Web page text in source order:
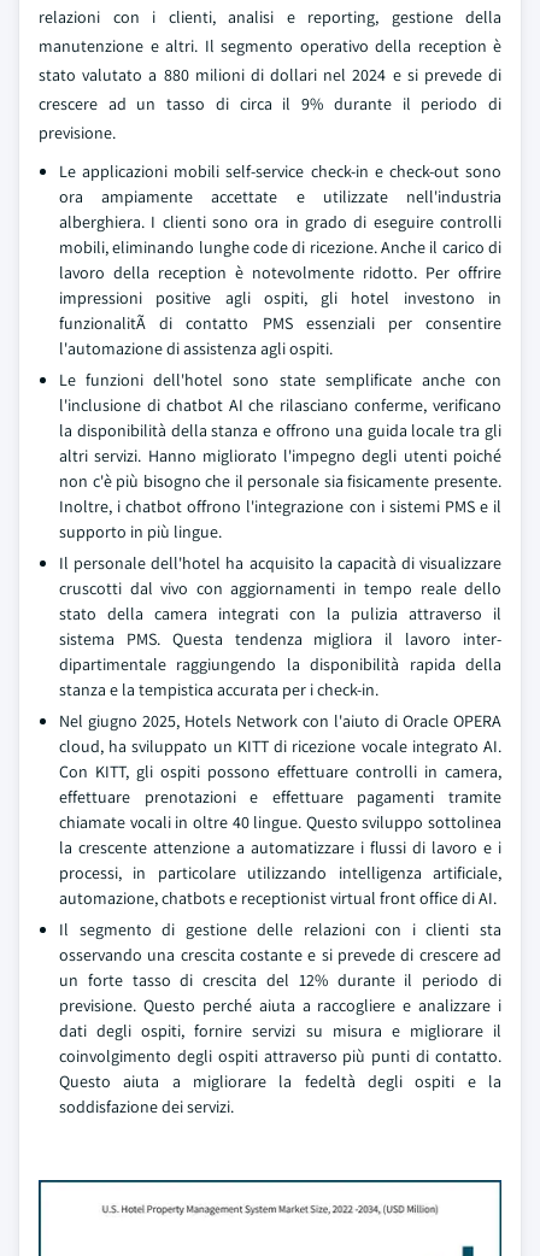
relazioni con i clienti, analisi e reporting, gestione della
manutenzione e altri. Il segmento operativo della reception è
stato valutato a 880 milioni di dollari nel 2024 e si prevede di
crescere ad un tasso di circa il 9% durante il periodo di
previsione.
Le applicazioni mobili self-service check-in e check-out sono
ora ampiamente accettate e utilizzate nell'industria
alberghiera. I clienti sono ora in grado di eseguire controlli
mobili, eliminando lunghe code di ricezione. Anche il carico di
lavoro della reception è notevolmente ridotto. Per offrire
impressioni positive agli ospiti, gli hotel investono in
funzionalitÃ di contatto PMS essenziali per consentire
l'automazione di assistenza agli ospiti.
Le funzioni dell'hotel sono state semplificate anche con
l'inclusione di chatbot AI che rilasciano conferme, verificano
la disponibilità della stanza e offrono una guida locale tra gli
altri servizi. Hanno migliorato l'impegno degli utenti poiché
non c'è più bisogno che il personale sia fisicamente presente.
Inoltre, i chatbot offrono l'integrazione con i sistemi PMS e il
supporto in più lingue.
Il personale dell'hotel ha acquisito la capacità di visualizzare
cruscotti dal vivo con aggiornamenti in tempo reale dello
stato della camera integrati con la pulizia attraverso il
sistema PMS. Questa tendenza migliora il lavoro inter-
dipartimentale raggiungendo la disponibilità rapida della
stanza e la tempistica accurata per i check-in.
Nel giugno 2025, Hotels Network con l'aiuto di Oracle OPERA
cloud, ha sviluppato un KITT di ricezione vocale integrato AI.
Con KITT, gli ospiti possono effettuare controlli in camera,
effettuare prenotazioni e effettuare pagamenti tramite
chiamate vocali in oltre 40 lingue. Questo sviluppo sottolinea
la crescente attenzione a automatizzare i flussi di lavoro e i
processi, in particolare utilizzando intelligenza artificiale,
automazione, chatbots e receptionist virtual front office di AI.
Il segmento di gestione delle relazioni con i clienti sta
osservando una crescita costante e si prevede di crescere ad
un forte tasso di crescita del 12% durante il periodo di
previsione. Questo perché aiuta a raccogliere e analizzare i
dati degli ospiti, fornire servizi su misura e migliorare il
coinvolgimento degli ospiti attraverso più punti di contatto.
Questo aiuta a migliorare la fedeltà degli ospiti e la
soddisfazione dei servizi.